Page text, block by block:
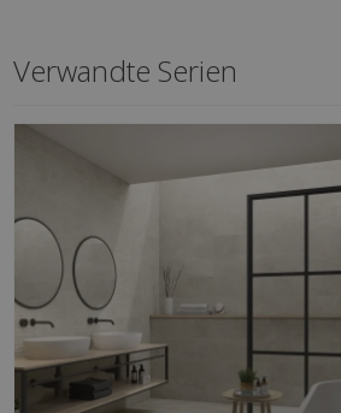
Verwandte Serien